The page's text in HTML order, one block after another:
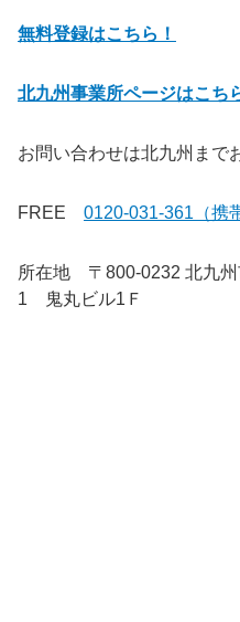
無料登録はこちら！
北九州事業所ページはこち
お問い合わせは北九州まで
FREE 0120-031-361（携
所在地 〒800-0232 北九
1 鬼丸ビル1Ｆ